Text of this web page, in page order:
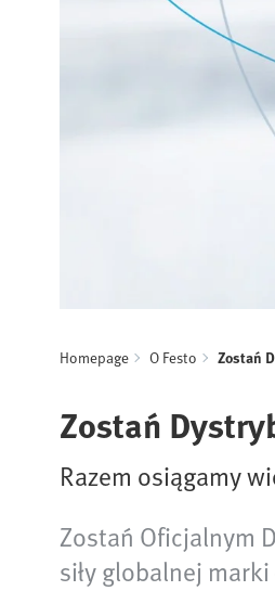
Homepage O Festo Zostań
Zostań
Razem osiągamy
Zostań Oficjalnym
siły globalnej